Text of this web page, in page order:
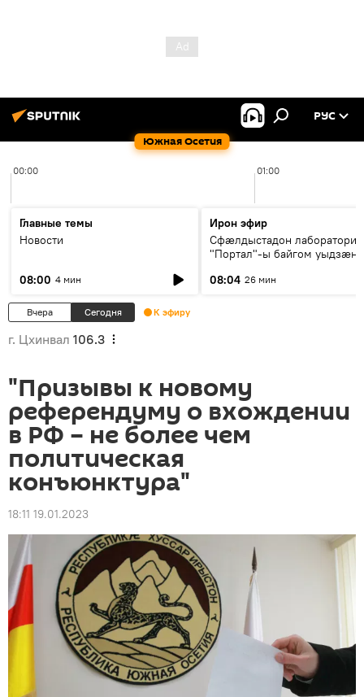
Южная Осетия
РУС
00:00 01:00
Главные темы
Новости
08:00 4 мин
Ирон эфир
Сфæлдыстадон лаборатори
"Портал"-ы байгом уыдзæн
Æхсары куыстыты равдыст
08:04 26 мин
Вчера Сегодня К эфиру
г. Цхинвал 106.3
"Призывы к новому
референдуму о вхождении
в РФ – не более чем
политическая
конъюнктура"
18:11 19.01.2023